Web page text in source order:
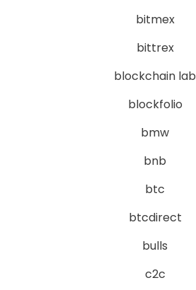
bitmex
bittrex
blockchain lab
blockfolio
bmw
bnb
btc
btcdirect
bulls
c2c